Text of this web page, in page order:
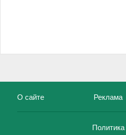
О сайте Реклама
Политика